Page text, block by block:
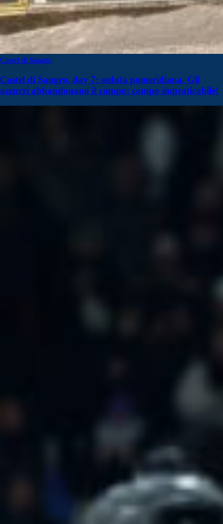
Castel di Sangro
Castel di Sangro, day 7: seduta pomeridiana. Gli
azzurri abbandonano il campo: campo impraticabile!